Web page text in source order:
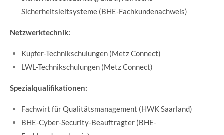
Sicherheitsleitsysteme (BHE-Fachkundenachweis)
Netzwerktechnik:
Kupfer-Technikschulungen (Metz Connect)
LWL-Technikschulungen (Metz Connect)
Spezialqualifikationen:
Fachwirt für Qualitätsmanagement (HWK Saarland)
BHE-Cyber-Security-Beauftragter (BHE-